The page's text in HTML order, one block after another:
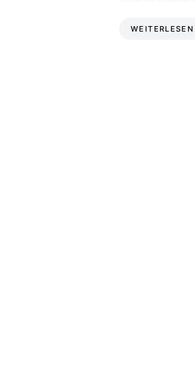
WEITERLESEN